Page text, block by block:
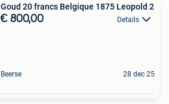
Goud 20 francs Belgique 1875 Leopold 2
€ 800,00 Details
Beerse 28 dec 25